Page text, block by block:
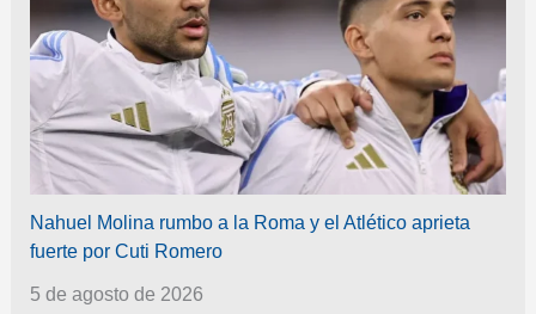
Nahuel Molina rumbo a la Roma y el Atlético aprieta
fuerte por Cuti Romero
5 de agosto de 2026